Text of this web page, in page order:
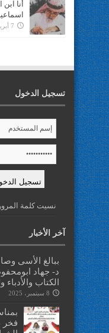
أنا
7 أبريل، 2025
تسجيل الدخول
نسيت كلمة
آخر الأخبار
ببالغ الأسى
د- جهاد
الكتاب
8 سبتمبر، 2025
فخر